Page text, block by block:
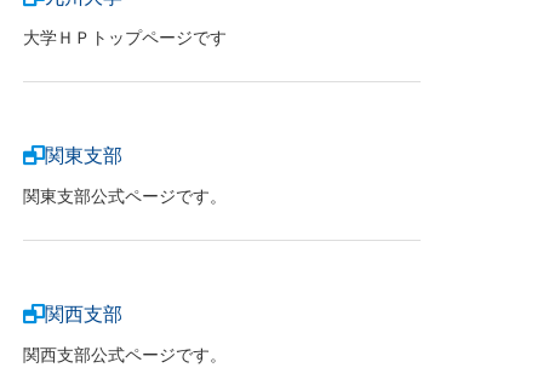
大学ＨＰトップページです
関東支部
関東支部公式ページです。
関西支部
関西支部公式ページです。